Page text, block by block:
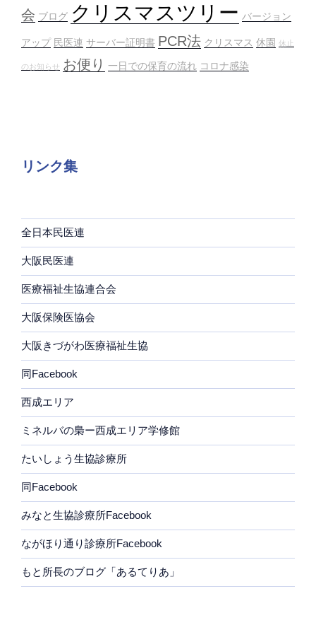
会 ブログ クリスマスツリー バージョン
アップ 民医連 サーバー証明書 PCR法 クリスマス 休園 休止
のお知らせ お便り 一日での保育の流れ コロナ感染
リンク集
全日本民医連
大阪民医連
医療福祉生協連合会
大阪保険医協会
大阪きづがわ医療福祉生協
同Facebook
西成エリア
ミネルバの梟ー西成エリア学修館
たいしょう生協診療所
同Facebook
みなと生協診療所Facebook
ながほり通り診療所Facebook
もと所長のブログ「あるてりあ」